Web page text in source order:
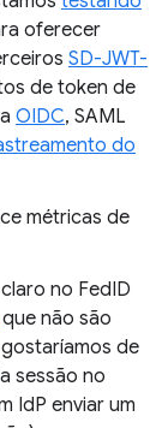
oferecer
SD-JWT-
de token de
OIDC, SAML
do
métricas de
no FedID
que não são
de
sessão no
IdP enviar um